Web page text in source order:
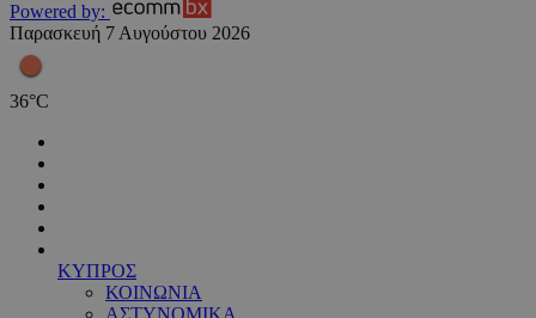
Powered by:
Παρασκευή 7 Αυγούστου 2026
36°C
ΚΥΠΡΟΣ
ΚΟΙΝΩΝΙΑ